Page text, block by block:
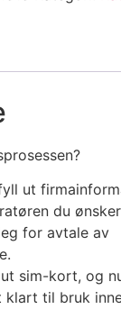
ut
du
for avtale av
sim-kort, og
klart til bruk